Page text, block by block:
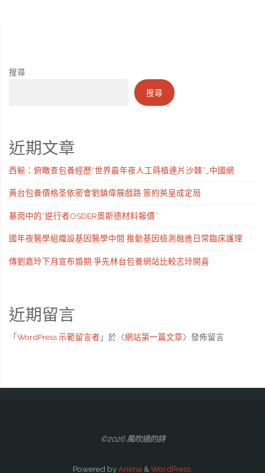
搜尋
搜尋
近期文章
西躲：俯瞰查包養經歷“世界最年夜人工蒔植連片沙棘”_中國網
黃台包養價格圣依密會劉鎮偉展戲路 簽約英皇成定局
暴雨中的“逆行者OSDER奧斯德材料報價”
國年夜醫學組織設基因醫學中間 推動基因檢測融進日常臨床護理
傳劉嘉玲下月宣布婚期 爭先林台包養網站比較志玲開喜
近期留言
「 WordPress 示範留言者 」於〈網站第一篇文章〉發佈留言
©2026 風吹過的詩
Powered byAnima &WordPress.